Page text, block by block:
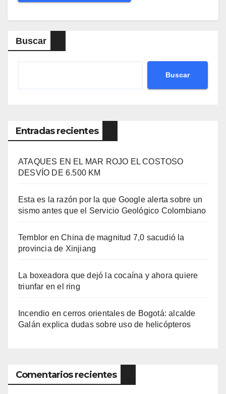
Buscar
Buscar
Entradas recientes
ATAQUES EN EL MAR ROJO EL COSTOSO
DESVÍO DE 6.500 KM
Esta es la razón por la que Google alerta sobre un
sismo antes que el Servicio Geológico Colombiano
Temblor en China de magnitud 7,0 sacudió la
provincia de Xinjiang
La boxeadora que dejó la cocaína y ahora quiere
triunfar en el ring​
Incendio en cerros orientales de Bogotá: alcalde
Galán explica dudas sobre uso de helicópteros
Comentarios recientes